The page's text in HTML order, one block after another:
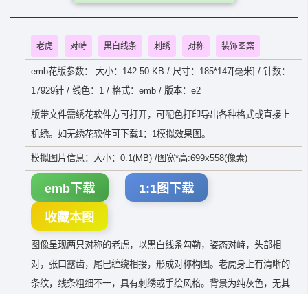
老虎 对峙 黑白线条 刺绣 对称 装饰图案
emb花版参数： 大小：142.50 KB / 尺寸：185*147[毫米] / 针数：
17929针 / 线色：1 / 格式：emb / 版本：e2
版带文件需绣花软件方可打开，可配色打印导出各种格式或直接上
机绣。如无绣花软件可下载1：1模拟效果图。
模拟图片信息：大小：0.1(MB) /图宽*高:699x558(像素)
emb下载 1:1图下载
收藏本图
图像呈现两只对称的老虎，以黑白线条勾勒，姿态对峙，头部相
对，张口露齿，尾巴缠绕相接，形成对称构图。老虎身上有清晰的
条纹，线条粗细不一，具有刺绣或手绘风格。背景为纯灰色，无其